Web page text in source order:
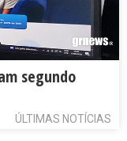
segundo
ÚLTIMAS NOTÍCIAS